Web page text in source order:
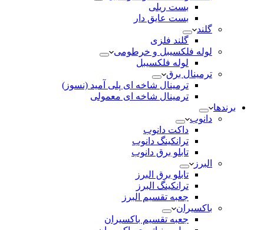
بست ریلی
بست عایق دار
گلند
گلند فلزی
لوله فلکسیبل و خرطومی
لوله فلکسیبل
ترمینال برق
ترمینال شاخه ای پلی آمید (نسوز)
ترمینال شاخه ای معمولی
برندها
دانوب
داکت دانوب
ترانکینگ دانوب
تابلو برق دانوب
البرز
تابلو برق البرز
ترانکینگ البرز
جعبه تقسیم البرز
باکسیران
جعبه تقسیم باکسیران